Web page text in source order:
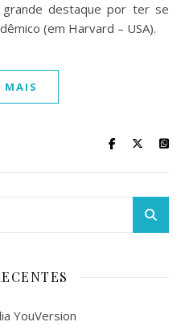
destaque por ter se
(em Harvard – USA).
MAIS
YouVersion